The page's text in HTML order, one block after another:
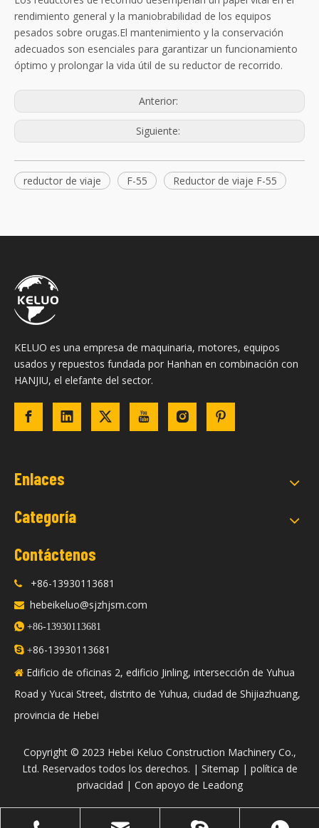
rendimiento general y la maniobrabilidad de los equipos
pesados ​​sobre orugas.El mantenimiento y la conservación
adecuados son esenciales para garantizar un funcionamiento
óptimo y prolongar la vida útil de su reductor de recorrido.
Anterior:
Siguiente:
reductor de viaje F-55 Reductor de viaje F-55
KELUO es una empresa de maquinaria, motores, equipos
usados ​​y repuestos fundada por Hanhan en combinación con
HANJIU, el elefante del sector.
Enlaces
Categoría
Contáctenos
 +86-13930113681
 hebeikeluo@sjzhjsm.com
 +86-13930113681
 +86-13930113681
 Edificio de oficinas 2, edificio Jinling, intersección de Yuhua
Road y Yucai Street, distrito de Yuhua, ciudad de Shijiazhuang,
provincia de Hebei
​Copyright © 2023 Hebei Keluo Construction Machinery Co.,
Ltd. Reservados todos los derechos. | Sitemap | política de
privacidad | Con apoyo de Leadong